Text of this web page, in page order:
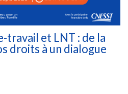
travail et LNT : de la
droits à un dialogue